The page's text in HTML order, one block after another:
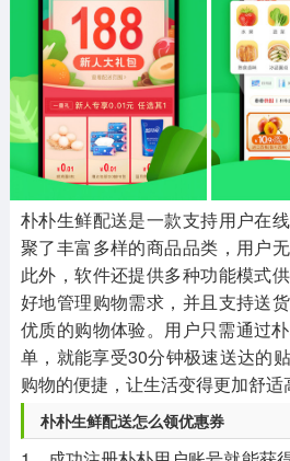
其他
981款应用
末日游戏
1407款应用
游戏攻略
63款应用
软件教程
8款应用
朴朴生鲜配送是一款支持用户在
聚了丰富多样的商品品类，用户
此外，软件还提供多种功能模式
好地管理购物需求，并且支持送
优质的购物体验。用户只需通过
单，就能享受30分钟极速送达的
购物的便捷，让生活变得更加舒适
朴朴生鲜配送怎么领优惠券